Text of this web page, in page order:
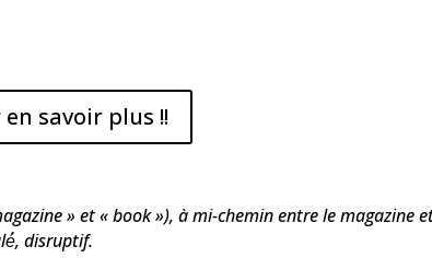
en savoir plus !!
» et « book »), à mi-chemin entre le magazine
disruptif.